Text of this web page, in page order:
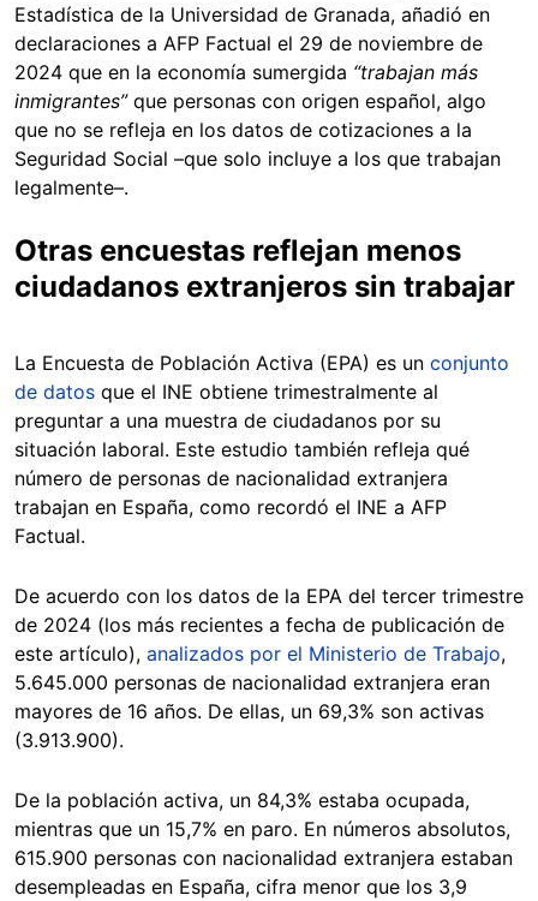
Estadística de la Universidad de Granada, añadió en
declaraciones a AFP Factual el 29 de noviembre de
2024 que en la economía sumergida “trabajan más
inmigrantes”que personas con origen español, algo
que no se refleja en los datos de cotizaciones a la
Seguridad Social –que solo incluye a los que trabajan
legalmente–.
Otras encuestas reflejan menos
ciudadanos extranjeros sin trabajar
La Encuesta de Población Activa (EPA) es un conjunto
de datos que el INE obtiene trimestralmente al
preguntar a una muestra de ciudadanos por su
situación laboral. Este estudio también refleja qué
número de personas de nacionalidad extranjera
trabajan en España, como recordó el INE a AFP
Factual.
De acuerdo con los datos de la EPA del tercer trimestre
de 2024 (los más recientes a fecha de publicación de
este artículo), analizados por el Ministerio de Trabajo,
5.645.000 personas de nacionalidad extranjera eran
mayores de 16 años. De ellas, un 69,3% son activas
(3.913.900).
De la población activa, un 84,3% estaba ocupada,
mientras que un 15,7% en paro. En números absolutos,
615.900 personas con nacionalidad extranjera estaban
desempleadas en España, cifra menor que los 3,9